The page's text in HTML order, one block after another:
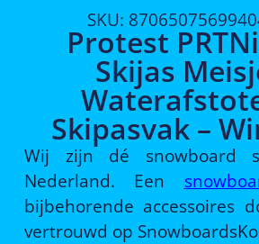
SKU:
Protest
Skijas
Skipasvak –
Wij zijn dé snowboard
Nederland. Een
bijbehorende accessoires
vertrouwd op